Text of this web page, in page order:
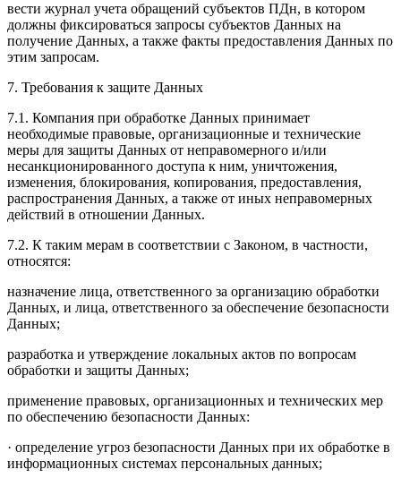
вести журнал учета обращений субъектов ПДн, в котором
должны фиксироваться запросы субъектов Данных на
получение Данных, а также факты предоставления Данных по
этим запросам.
7. Требования к защите Данных
7.1. Компания при обработке Данных принимает
необходимые правовые, организационные и технические
меры для защиты Данных от неправомерного и/или
несанкционированного доступа к ним, уничтожения,
изменения, блокирования, копирования, предоставления,
распространения Данных, а также от иных неправомерных
действий в отношении Данных.
7.2. К таким мерам в соответствии с Законом, в частности,
относятся:
назначение лица, ответственного за организацию обработки
Данных, и лица, ответственного за обеспечение безопасности
Данных;
разработка и утверждение локальных актов по вопросам
обработки и защиты Данных;
применение правовых, организационных и технических мер
по обеспечению безопасности Данных:
· определение угроз безопасности Данных при их обработке в
информационных системах персональных данных;